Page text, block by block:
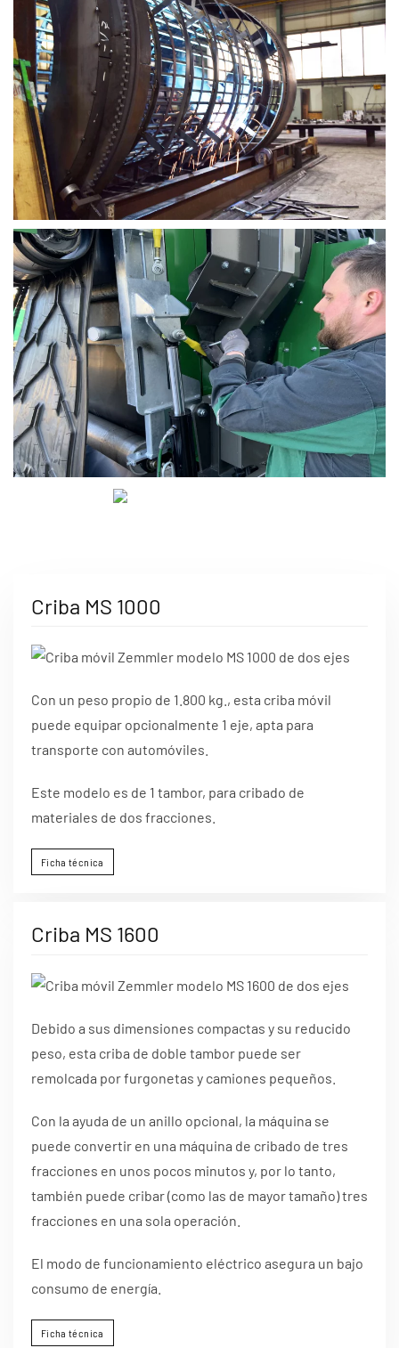
Criba MS 1000
Con un peso propio de 1.800 kg., esta criba móvil
puede equipar opcionalmente 1 eje, apta para
transporte con automóviles.
Este modelo es de 1 tambor, para cribado de
materiales de dos fracciones.
Ficha técnica
Criba MS 1600
Debido a sus dimensiones compactas y su reducido
peso, esta criba de doble tambor puede ser
remolcada por furgonetas y camiones pequeños.
Con la ayuda de un anillo opcional, la máquina se
puede convertir en una máquina de cribado de tres
fracciones en unos pocos minutos y, por lo tanto,
también puede cribar (como las de mayor tamaño) tres
fracciones en una sola operación.
El modo de funcionamiento eléctrico asegura un bajo
consumo de energía.
Ficha técnica